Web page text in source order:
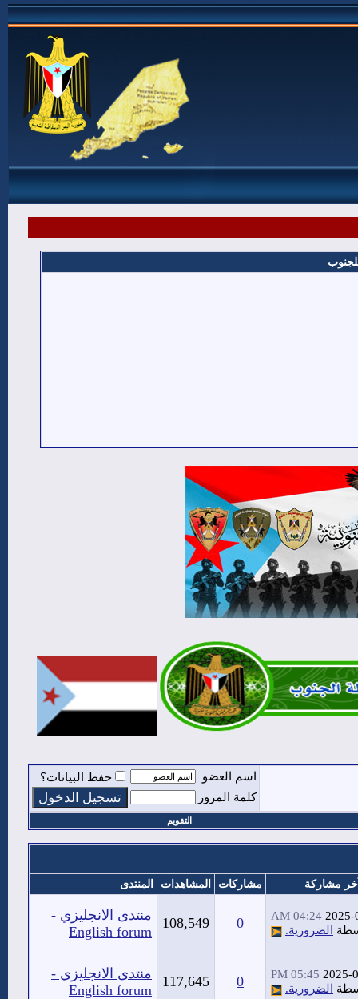
اسم العضو
حفظ البيانات؟
كلمة المرور
التقويم
مشاركة مشاركات المشاهدات المنتدى
2025-
04:24 AM
الضرورية. 0
108,549
منتدى الانجليزي -
English forum
2025-
05:45 PM
الضرورية. 0
117,645
منتدى الانجليزي -
English forum